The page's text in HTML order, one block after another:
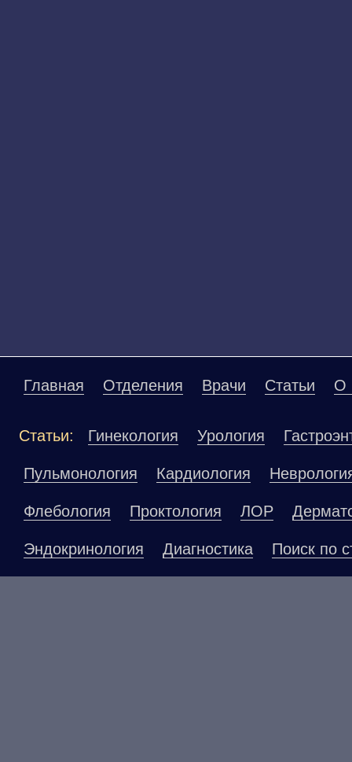
Главная Отделения Врачи Статьи О
Статьи: Гинекология Урология
Пульмонология Кардиология
Флебология Проктология ЛОР
Эндокринология Диагностика Поиск по